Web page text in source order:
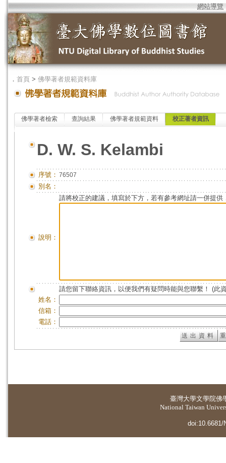
網站導覽
． 首頁 > 佛學著者規範資料庫
佛學著者檢索 查詢結果 佛學著者規範資料 校正著者資訊
D. W. S. Kelambi
序號： 76507
別名：
說明：
請將校正的建議，填寫於下方，若有參考網址請一併提供
請您留下聯絡資訊，以便我們有疑問時能與您聯繫！ (此
姓名：
信箱：
電話：
臺灣大學文學院佛
National Taiwan
doi:10.6681/